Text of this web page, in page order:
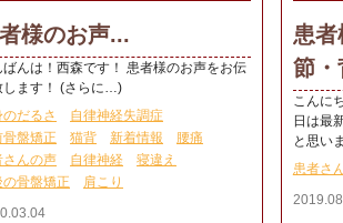
様のお声...
ばんは！西森です！ 患者様のお声をお伝
します！ (さらに…)
だるさ
自律神経失調症
骨盤矯正
猫背 新着情報
腰痛
さんの声
自律神経
寝違え
の骨盤矯正
肩こり
患
節・
こんに
日は最
と思い
患者さ